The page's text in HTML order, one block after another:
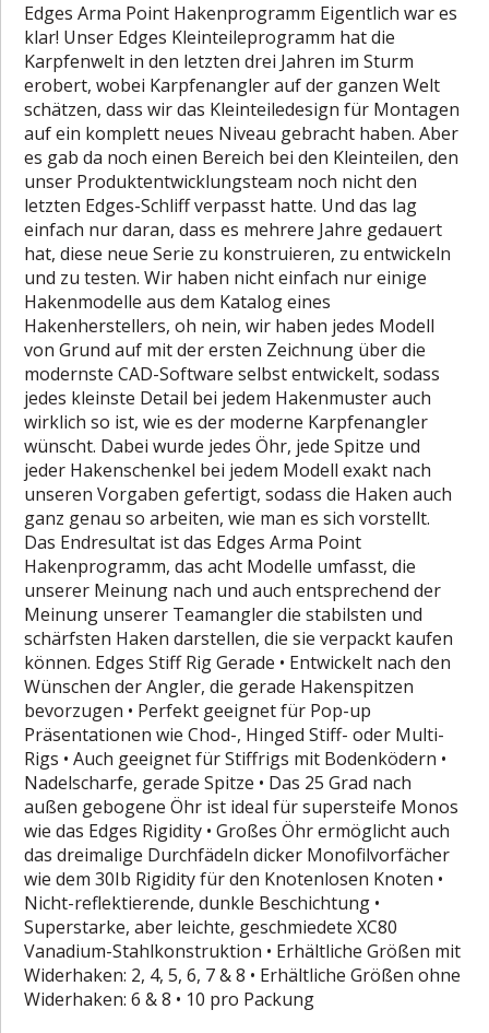
Edges Arma Point Hakenprogramm Eigentlich war es
klar! Unser Edges Kleinteileprogramm hat die
Karpfenwelt in den letzten drei Jahren im Sturm
erobert, wobei Karpfenangler auf der ganzen Welt
schätzen, dass wir das Kleinteiledesign für Montagen
auf ein komplett neues Niveau gebracht haben. Aber
es gab da noch einen Bereich bei den Kleinteilen, den
unser Produktentwicklungsteam noch nicht den
letzten Edges-Schliff verpasst hatte. Und das lag
einfach nur daran, dass es mehrere Jahre gedauert
hat, diese neue Serie zu konstruieren, zu entwickeln
und zu testen. Wir haben nicht einfach nur einige
Hakenmodelle aus dem Katalog eines
Hakenherstellers, oh nein, wir haben jedes Modell
von Grund auf mit der ersten Zeichnung über die
modernste CAD-Software selbst entwickelt, sodass
jedes kleinste Detail bei jedem Hakenmuster auch
wirklich so ist, wie es der moderne Karpfenangler
wünscht. Dabei wurde jedes Öhr, jede Spitze und
jeder Hakenschenkel bei jedem Modell exakt nach
unseren Vorgaben gefertigt, sodass die Haken auch
ganz genau so arbeiten, wie man es sich vorstellt.
Das Endresultat ist das Edges Arma Point
Hakenprogramm, das acht Modelle umfasst, die
unserer Meinung nach und auch entsprechend der
Meinung unserer Teamangler die stabilsten und
schärfsten Haken darstellen, die sie verpackt kaufen
können. Edges Stiff Rig Gerade • Entwickelt nach den
Wünschen der Angler, die gerade Hakenspitzen
bevorzugen • Perfekt geeignet für Pop-up
Präsentationen wie Chod-, Hinged Stiff- oder Multi-
Rigs • Auch geeignet für Stiffrigs mit Bodenködern •
Nadelscharfe, gerade Spitze • Das 25 Grad nach
außen gebogene Öhr ist ideal für supersteife Monos
wie das Edges Rigidity • Großes Öhr ermöglicht auch
das dreimalige Durchfädeln dicker Monofilvorfächer
wie dem 30Ib Rigidity für den Knotenlosen Knoten •
Nicht-reflektierende, dunkle Beschichtung •
Superstarke, aber leichte, geschmiedete XC80
Vanadium-Stahlkonstruktion • Erhältliche Größen mit
Widerhaken: 2, 4, 5, 6, 7 & 8 • Erhältliche Größen ohne
Widerhaken: 6 & 8 • 10 pro Packung